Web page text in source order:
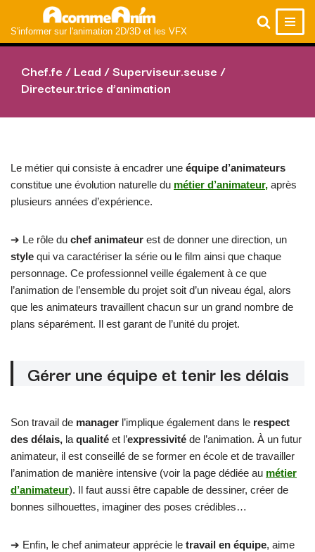
Aller
contenu
S'informer sur l'animation 2D/3D et les VFX
Chef.fe / Lead / Superviseur.seuse /
Directeur.trice d’animation
Le métier qui consiste à encadrer une équipe d’animateurs
constitue une évolution naturelle du métier d’animateur, après
plusieurs années d’expérience.
➔ Le rôle du chef animateur est de donner une direction, un
style qui va caractériser la série ou le film ainsi que chaque
personnage. Ce professionnel veille également à ce que
l’animation de l’ensemble du projet soit d’un niveau égal, alors
que les animateurs travaillent chacun sur un grand nombre de
plans séparément. Il est garant de l’unité du projet.
Gérer une équipe et tenir les délais
Son travail de manager l’implique également dans le respect
des délais, la qualité et l’expressivité de l’animation. À un futur
animateur, il est conseillé de se former en école et de travailler
l’animation de manière intensive (voir la page dédiée au métier
d’animateur). Il faut aussi être capable de dessiner, créer de
bonnes silhouettes, imaginer des poses crédibles…
➔ Enfin, le chef animateur apprécie le travail en équipe, aime